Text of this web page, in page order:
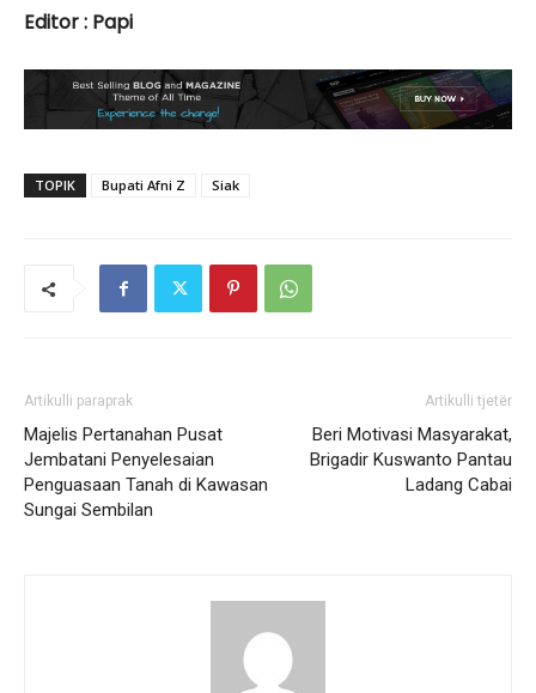
Editor : Papi
TOPIK Bupati Afni Z Siak
Artikulli paraprak
Majelis Pertanahan Pusat
Jembatani Penyelesaian
Penguasaan Tanah di Kawasan
Sungai Sembilan
Artikulli tjetër
Beri Motivasi Masyarakat,
Brigadir Kuswanto Pantau
Ladang Cabai